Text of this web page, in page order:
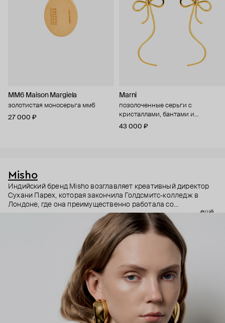
MM6 Maison Margiela
золотистая моносерьга мм6
27 000 ₽
Marni
позолоченные серьги с
кристаллами, бантами и
жемчужинами
43 000 ₽
Misho
Индийский бренд Misho возглавляет креативный директор
Сухани Парех, которая закончила Голдсмитс-колледж в
Лондоне, где она преимущественно работала со
скульптурой и инсталляциями. Чистые линии и
архитектурные формы украшений вдохновлены
современным искусством и различными архитектурными
стилями городов, в которых Сухани Парех путешествовала и
жила. Серьги Misho с удовольствием носят Рианна, Кендалл
Дженнер, Ким Кардашьян, Натали Дормер, Приянка Чопра и
ещё